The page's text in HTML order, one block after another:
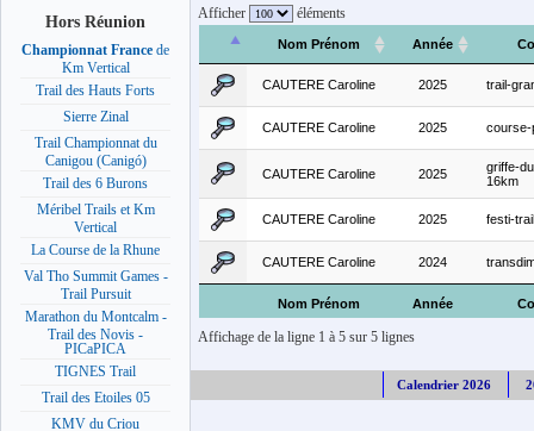
Hors Réunion
Championnat France de
Km Vertical
Trail des Hauts Forts
Sierre Zinal
Trail Championnat du
Canigou (Canigó)
Trail des 6 Burons
Méribel Trails et Km
Vertical
La Course de la Rhune
Val Tho Summit Games -
Trail Pursuit
Marathon du Montcalm -
Trail des Novis -
PICaPICA
TIGNES Trail
Trail des Etoiles 05
KMV du Criou
Afficher éléments
Nom Prénom Année
Nom Prénom Année
CAUTERE Caroline 2025 trail-
CAUTERE Caroline 2025 course-
CAUTERE Caroline 2025
griffe-
16km
CAUTERE Caroline 2025 festi-
CAUTERE Caroline 2024
Affichage de la ligne 1 à 5 sur 5 lignes
Calendrier 2026